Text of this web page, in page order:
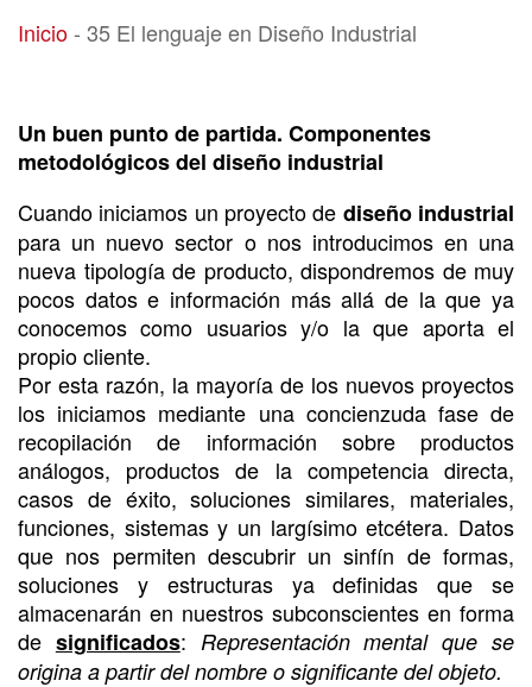
35 El lenguaje en Diseño Industrial
Inicio- 35 El lenguaje en Diseño Industrial
Un buen punto de partida. Componentes
metodológicos del diseño industrial
Cuando iniciamos un proyecto de diseño industrial
para un nuevo sector o nos introducimos en una
nueva tipología de producto, dispondremos de muy
pocos datos e información más allá de la que ya
conocemos como usuarios y/o la que aporta el
propio cliente.
Por esta razón, la mayoría de los nuevos proyectos
los iniciamos mediante una concienzuda fase de
recopilación de información sobre productos
análogos, productos de la competencia directa,
casos de éxito, soluciones similares, materiales,
funciones, sistemas y un largísimo etcétera. Datos
que nos permiten descubrir un sinfín de formas,
soluciones y estructuras ya definidas que se
almacenarán en nuestros subconscientes en forma
de significados: Representación mental que se
origina a partir del nombre o significante del objeto.